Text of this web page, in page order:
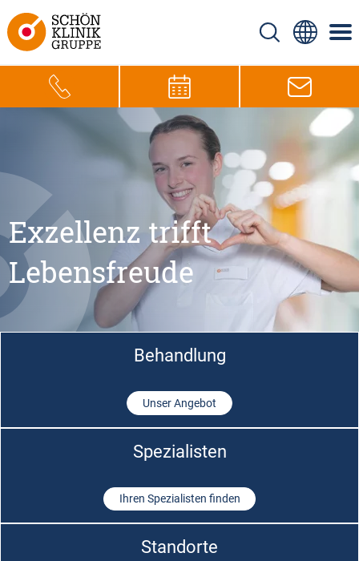
Exzellenz trifft
Lebensfreude
Behandlung
Unser Angebot
Spezialisten
Ihren Spezialisten finden
Standorte